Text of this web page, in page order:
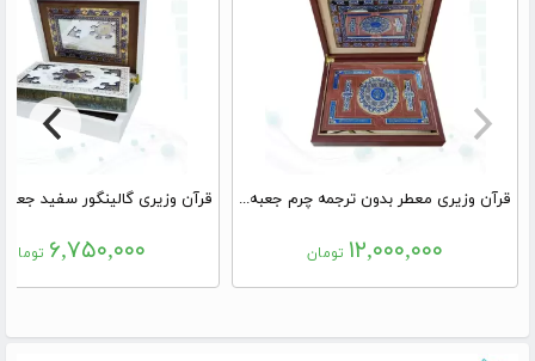
قرآن وزیری معطر بدون ترجمه چرم جعبه دار پلاک رنگی نفیس
۱۲,۰۰۰,۰۰۰ تومان ۶,۷۵۰,۰۰۰ تومان